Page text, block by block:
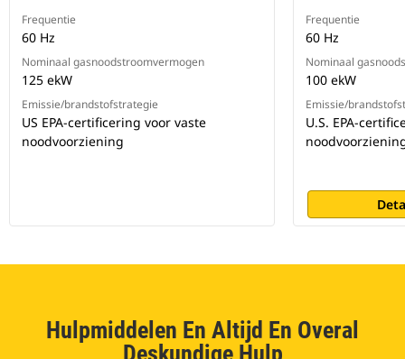
Frequentie
60 Hz
Nominaal gasnoodstroomvermogen
125 ekW
Emissie/brandstofstrategie
US EPA-certificering voor vaste
noodvoorziening
Frequentie
60 Hz
Nominaal
100 ekW
Emissie/
U.S. EPA-
Hulpmiddelen En Altijd En Overal